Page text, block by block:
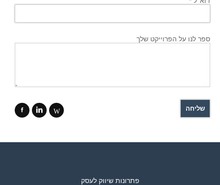
ספר לנו על הפרוייקט שלך
f i W
פתרונות שיווק לעסק